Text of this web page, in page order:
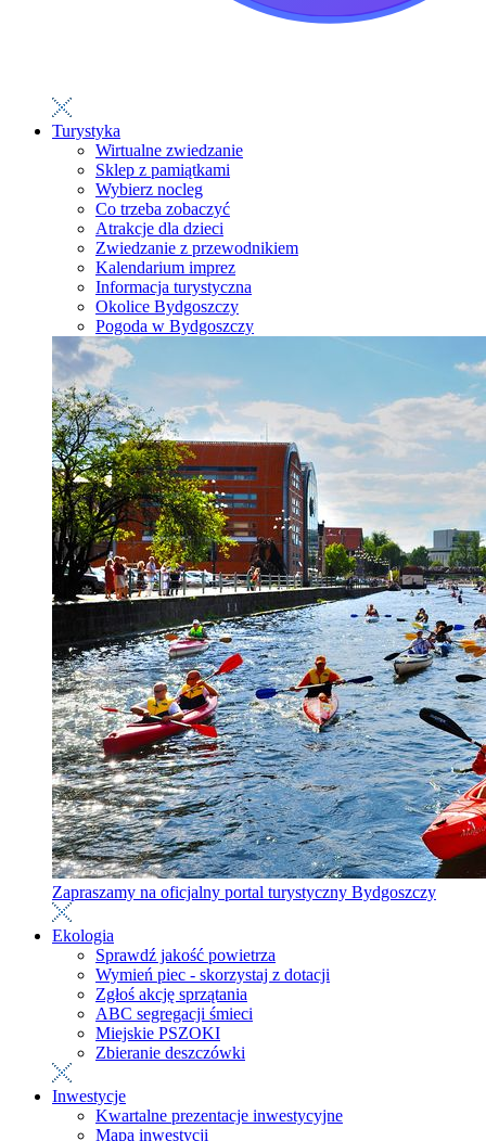
Turystyka
Wirtualne zwiedzanie
Sklep z pamiątkami
Wybierz nocleg
Co trzeba zobaczyć
Atrakcje dla dzieci
Zwiedzanie z przewodnikiem
Kalendarium imprez
Informacja turystyczna
Okolice Bydgoszczy
Pogoda w Bydgoszczy
Zapraszamy na oficjalny portal turystyczny Bydgoszczy
Ekologia
Sprawdź jakość powietrza
Wymień piec - skorzystaj z dotacji
Zgłoś akcję sprzątania
ABC segregacji śmieci
Miejskie PSZOKI
Zbieranie deszczówki
Inwestycje
Kwartalne prezentacje inwestycyjne
Mapa inwestycji